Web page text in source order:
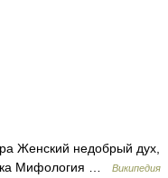
Женский недобрый дух,
Мифология …
Википедия